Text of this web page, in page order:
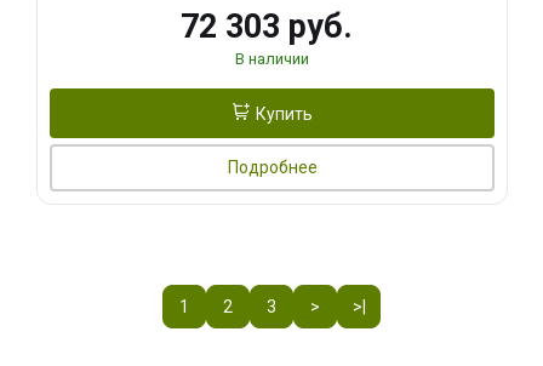
72 303 руб.
В наличии
Купить
Подробнее
1 2 3 > >|